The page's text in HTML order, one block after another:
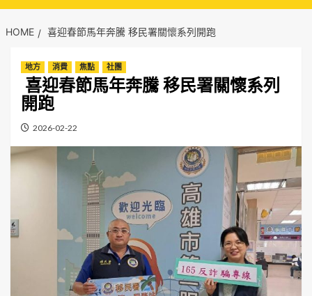
HOME 喜迎春節馬年奔騰 移民署關懷系列開跑
地方 消費 焦點 社團
喜迎春節馬年奔騰 移民署關懷系列
開跑
2026-02-22